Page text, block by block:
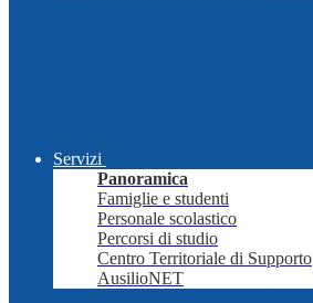
Servizi
Panoramica
Famiglie e studenti
Personale scolastico
Percorsi di studio
Centro Territoriale di Supporto
AusilioNET